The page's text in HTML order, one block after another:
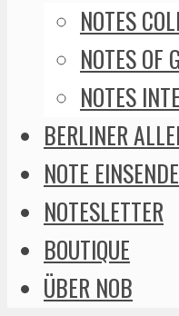
NOTES
NOTES OF
NOTES
BERLINER
NOTE
NOTESLETTER
BOUTIQUE
ÜBER NOB